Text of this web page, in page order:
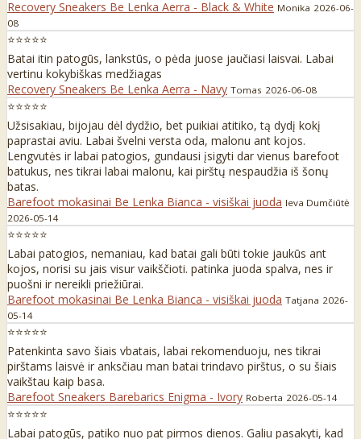
Recovery Sneakers Be Lenka Aerra - Black & White Monika 2026-06-
08
⭐⭐⭐⭐⭐
Batai itin patogūs, lankstūs, o pėda juose jaučiasi laisvai. Labai
vertinu kokybiškas medžiagas
Recovery Sneakers Be Lenka Aerra - Navy Tomas 2026-06-08
⭐⭐⭐⭐⭐
Užsisakiau, bijojau dėl dydžio, bet puikiai atitiko, tą dydį kokį
paprastai aviu. Labai švelni versta oda, malonu ant kojos.
Lengvutės ir labai patogios, gundausi įsigyti dar vienus barefoot
batukus, nes tikrai labai malonu, kai pirštų nespaudžia iš šonų
batas.
Barefoot mokasinai Be Lenka Bianca - visiškai juoda Ieva Dumčiūtė
2026-05-14
⭐⭐⭐⭐⭐
Labai patogios, nemaniau, kad batai gali būti tokie jaukūs ant
kojos, norisi su jais visur vaikščioti. patinka juoda spalva, nes ir
puošni ir nereikli priežiūrai.
Barefoot mokasinai Be Lenka Bianca - visiškai juoda Tatjana 2026-
05-14
⭐⭐⭐⭐⭐
Patenkinta savo šiais vbatais, labai rekomenduoju, nes tikrai
pirštams laisvė ir anksčiau man batai trindavo pirštus, o su šiais
vaikštau kaip basa.
Barefoot Sneakers Barebarics Enigma - Ivory Roberta 2026-05-14
⭐⭐⭐⭐⭐
Labai patogūs, patiko nuo pat pirmos dienos. Galiu pasakyti, kad